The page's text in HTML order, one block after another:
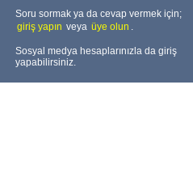
Soru sormak ya da cevap vermek için;
giriş yapın veya üye olun .
Sosyal medya hesaplarınızla da giriş
yapabilirsiniz.